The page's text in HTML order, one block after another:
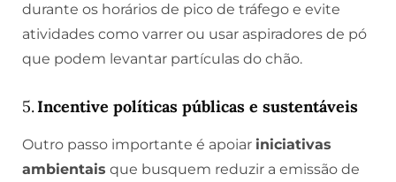
durante os horários de pico de tráfego e evite
atividades como varrer ou usar aspiradores de pó
que podem levantar partículas do chão.
5.Incentive políticas públicas e sustentáveis
Outro passo importante é apoiar iniciativas
ambientais que busquem reduzir a emissão de